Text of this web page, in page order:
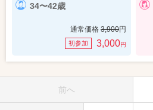
34〜42歳
通常価格 3,900円
初参加 3,000円
前へ